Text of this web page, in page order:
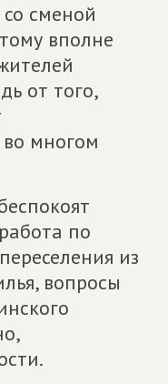
сменой
вполне
от того,
многом
по
из
вопросы